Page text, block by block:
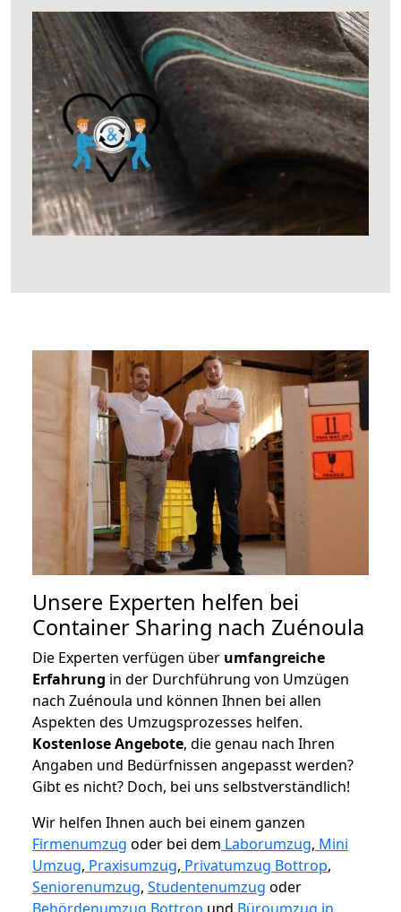
Unsere Experten helfen bei
Container Sharing nach Zuénoula
Die Experten verfügen über umfangreiche
Erfahrung in der Durchführung von Umzügen
nach Zuénoula und können Ihnen bei allen
Aspekten des Umzugsprozesses helfen.
Kostenlose Angebote, die genau nach Ihren
Angaben und Bedürfnissen angepasst werden?
Gibt es nicht? Doch, bei uns selbstverständlich!
Wir helfen Ihnen auch bei einem ganzen
Firmenumzug oder bei dem Laborumzug, Mini
Umzug, Praxisumzug, Privatumzug Bottrop,
Seniorenumzug, Studentenumzug oder